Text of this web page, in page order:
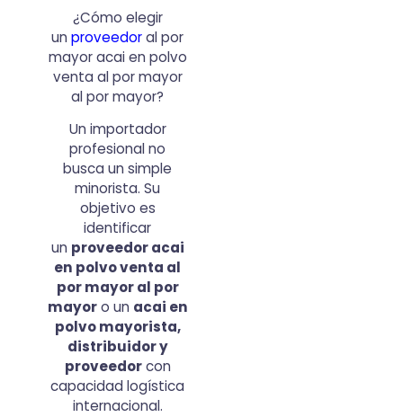
¿Cómo elegir
unproveedoral por
mayor acai en polvo
venta al por mayor
al por mayor?
Un importador
profesional no
busca un simple
minorista. Su
objetivo es
identificar
un proveedor acai
en polvo venta al
por mayor al por
mayoro un acai en
polvo mayorista,
distribuidor y
proveedorcon
capacidad logística
internacional.